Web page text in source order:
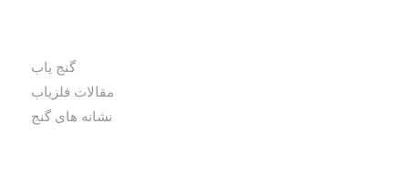
گنج یاب
مقالات فلزیاب
نشانه های گنج